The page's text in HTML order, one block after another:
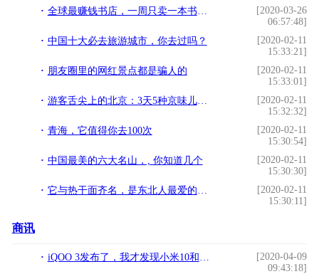
全球最赚钱书店，一周只卖一本书，占地仅有15平米
[2020-03-26
06:57:48]
中国十大必去旅游城市，你去过吗？
[2020-02-11
15:33:21]
朋友圈里的网红景点都是骗人的
[2020-02-11
15:33:01]
游客舌尖上的北京：3天5种京味儿——除了美食，还有人情
[2020-02-11
15:32:32]
青海，它值得你去100次
[2020-02-11
15:30:54]
中国最美的六大名山，, 你知道几个
[2020-02-11
15:30:30]
它与热干面齐名，是东北人最爱的武汉小吃，待胜利时，我要顿顿吃
[2020-02-11
15:30:11]
商讯
iQOO 3发布了，我才发现小米10和荣耀V30 PRO是真的香！
[2020-04-09
09:43:18]